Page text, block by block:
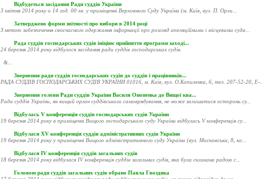
Відбудеться засідання Ради суддів України
3 квітня 2014 року о 14 год. 00 хв. у приміщенні Верховного Суду України (м. Київ, вул. П. Орли...
Затверджено форми звітності про вибори в 2014 році
З метою забезпечення своєчасного одержання інформації про розгляд апеляційними і місцевими суда...
Рада суддів господарських судів ініціює прийняття програми заході...
24 березня 2014 року відбулося засідання ради суддів господарських судів.
&...
Звернення ради суддів господарських судів до суддів і працівників...
РАДА СУДДІВ ГОСПОДАРСЬКИХ СУДІВ УКРАЇНИ 01016, м. Київ, вул. О.Копиленка, 6, тел. 207-52-20, E-...
Звернення голови Ради суддів України Василя Онопенка до Вищої ква...
Рада суддів України, як вищий орган суддівського самоврядування, не може залишатися осторонь су...
Відбулась V конференція суддів господарських судів України
19 березня 2014 року в приміщенні Вищого господарського суду України відбулась V конференція су...
Відбулася XV конференція суддів адміністративних судів України
19 березня 2014 року у приміщенні Вищого адміністративного суду України (вул. Московська, 8, ко...
Відбулася ІV конференція суддів загальних судів
18 березня 2014 року відбулася ІV конференція суддів загальних судів, яка була скликана радою с...
Головою ради суддів загальних судів обрано Павла Гвоздика